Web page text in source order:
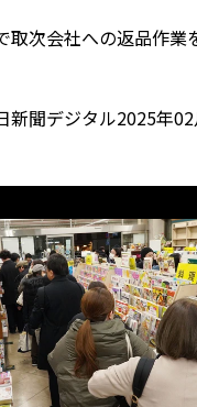
次会社への返品作業
新聞デジタル2025年